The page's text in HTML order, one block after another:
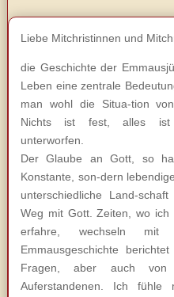
Liebe Mitchristinnen und
die Geschichte der
Leben eine zentrale
man wohl die Situa-tion
Nichts ist fest, alles ist
unterworfen.
Der Glaube an Gott, so
Konstante, son-dern
unterschiedliche Land-
Weg mit Gott. Zeiten, wo
erfahre, wechseln
Emmausgeschichte
Fragen, aber auch
Auferstandenen. Ich